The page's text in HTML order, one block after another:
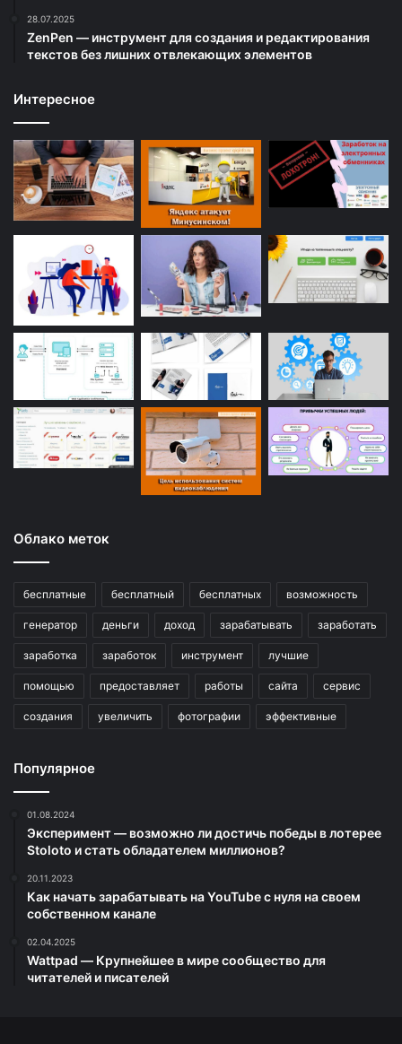
28.07.2025
ZenPen — инструмент для создания и редактирования
текстов без лишних отвлекающих элементов
Интересное
Облако меток
бесплатные бесплатный бесплатных возможность
генератор деньги доход зарабатывать заработать
заработка заработок инструмент лучшие
помощью предоставляет работы сайта сервис
создания увеличить фотографии эффективные
Популярное
01.08.2024
Эксперимент — возможно ли достичь победы в лотерее
Stoloto и стать обладателем миллионов?
20.11.2023
Как начать зарабатывать на YouTube с нуля на своем
собственном канале
02.04.2025
Wattpad — Крупнейшее в мире сообщество для
читателей и писателей